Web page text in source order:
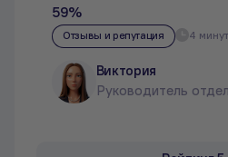
59%
Отзывы и репутация 4
Виктория
Руководитель